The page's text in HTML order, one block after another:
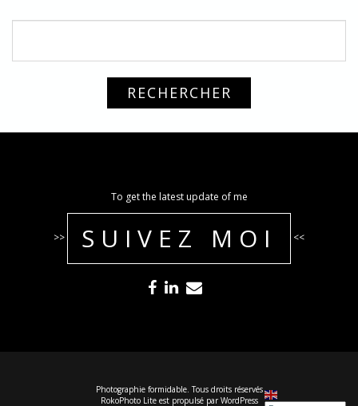
To get the latest update of me
>> SUIVEZ MOI <<
Photographie formidable. Tous droits réservés
RokoPhoto Liteest propulsé par WordPress